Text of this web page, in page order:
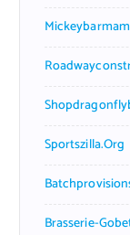
Sportszilla.org
Brasserie-